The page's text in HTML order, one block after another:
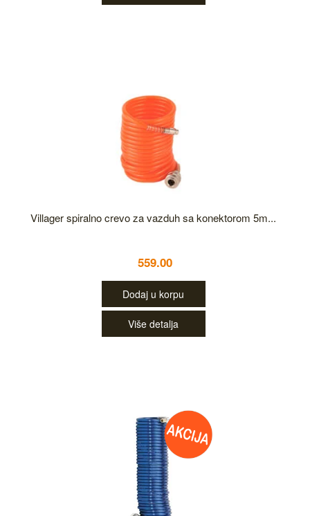
Villager spiralno crevo za vazduh sa konektorom 5m...
559.00
Dodaj u korpu
Više detalja